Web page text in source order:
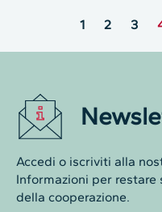
1 2 3
Accedi o iscriviti alla
Informazioni per
della cooperazione.